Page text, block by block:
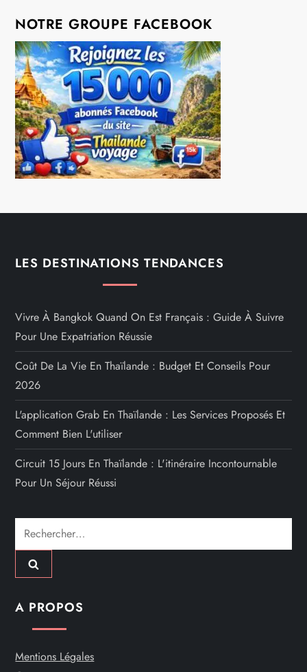
NOTRE GROUPE FACEBOOK
LES DESTINATIONS TENDANCES
Vivre À Bangkok Quand On Est Français : Guide À Suivre
Pour Une Expatriation Réussie
Coût De La Vie En Thaïlande : Budget Et Conseils Pour
2026
L'application Grab En Thaïlande : Les Services Proposés Et
Comment Bien L'utiliser
Circuit 15 Jours En Thaïlande : L'itinéraire Incontournable
Pour Un Séjour Réussi
Rechercher :
A PROPOS
Mentions Légales